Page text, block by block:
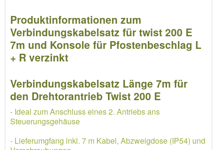
Produktinformationen zum
Verbindungskabelsatz für twist 200 E
7m und Konsole für Pfostenbeschlag L
+ R verzinkt
Verbindungskabelsatz Länge 7m für
den Drehtorantrieb Twist 200 E
- Ideal zum Anschluss eines 2. Antriebs ans
Steuerungsgehäuse
- Lieferumgfang inkl. 7 m Kabel, Abzweigdose (IP54) und